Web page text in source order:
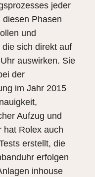
jeder
Phasen
und
sich direkt auf
auswirken. Sie
der
im Jahr 2015
Aufzug und
hat Rolex auch
erstellt, die
erfolgen
inhouse